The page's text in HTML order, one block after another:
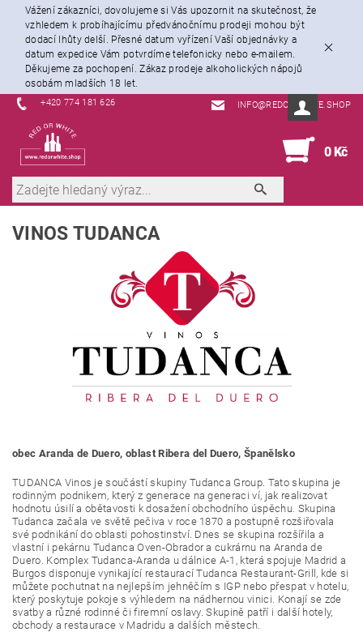
Vážení zákazníci, dovolujeme si Vás upozornit na skutečnost, že
vzhledem k probíhajícímu předvánočnímu prodeji mohou být
dodací lhůty delší. Přesné datum vyřízení Vaší objednávky a
datum expedice Vám potvrdíme telefonicky nebo e-mailem.
Děkujeme za pochopení. Zákaz prodeje alkoholických nápojů
osobám mladších 18 let.
+420 774 181 626 INFO@REDORWHITE.SHOP
0 Kč
VINOS TUDANCA
obec Aranda de Duero, oblast Ribera del Duero, Španělsko
TUDANCA Vinos je součástí skupiny Tudanca Group. Tato skupina je
rodinným podnikem, který z generace na generaci ví, jak realizovat
hodnotu úsilí a obětavosti k dosažení obchodního úspěchu. Skupina
Tudanca začala ve světě pečiva v roce 1870 a postupně rozšiřovala
své podnikání do oblasti pohostinství. Dnes se skupina rozšířila a
vlastní i pekárnu Tudanca Oven-Obrador a cukrárnu na Aranda de
Duero. Komplex Tudanca-Aranda u dálnice A-1, která spojuje Madrid a
Burgos disponuje vynikající restaurací Tudanca Restaurant-Grill, kde si
můžete pochutnat na nejlepším jehněčím s IGP nebo přespat v hotelu,
který poskytuje pokoje s výhledem na nádhernou vinici. Konají se zde
svatby a různé rodinné či firemní oslavy. Skupině patří i další hotely,
obchody a restaurace v Madridu a dalších městech.